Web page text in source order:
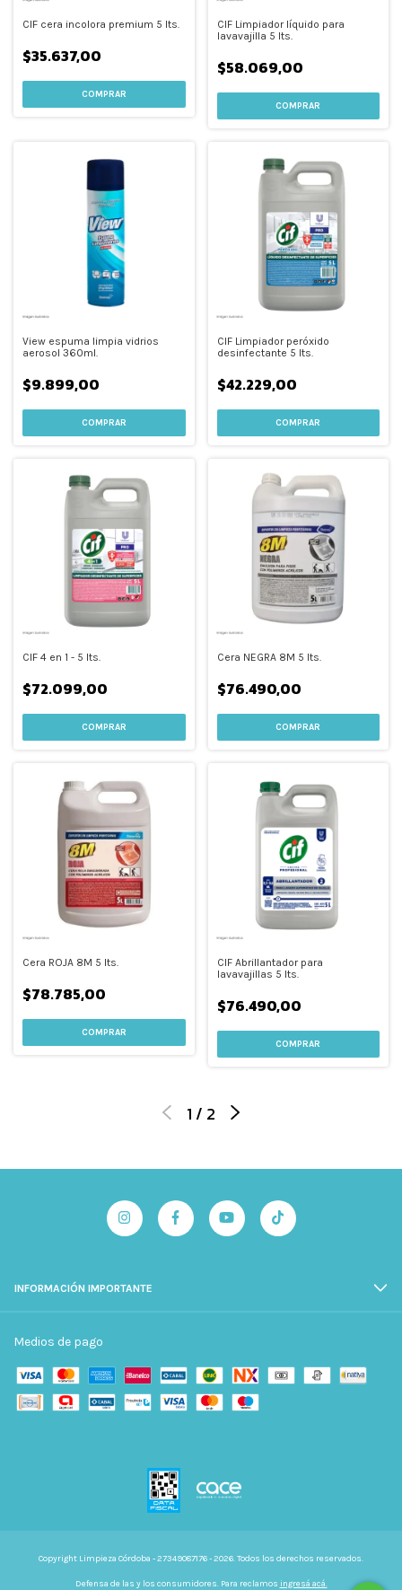
CIF cera incolora premium 5 lts.
$35.637,00
CIF Limpiador líquido para
lavavajilla 5 lts.
$58.069,00
View espuma limpia vidrios
aerosol 360ml.
$9.899,00
CIF Limpiador peróxido
desinfectante 5 lts.
$42.229,00
CIF 4 en 1 - 5 lts.
$72.099,00
Cera NEGRA 8M 5 lts.
$76.490,00
Cera ROJA 8M 5 lts.
$78.785,00
CIF Abrillantador para
lavavajillas 5 lts.
$76.490,00
1 / 2
INFORMACIÓN IMPORTANTE
Medios de pago
Copyright Limpieza Córdoba - 27349087176 - 2026. Todos los derechos reservados.
Defensa de las y los consumidores. Para reclamos ingresá acá.